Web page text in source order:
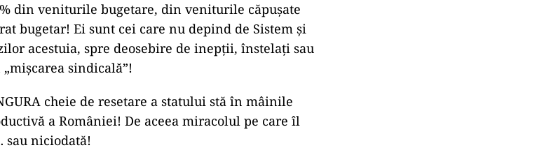
din veniturile bugetare, din veniturile căpușate
bugetar! Ei sunt cei care nu depind de Sistem și
acestuia, spre deosebire de inepții, înstelați sau
sindicală”!
cheie de resetare a statului stă în mâinile
a României! De aceea miracolul pe care îl
sau niciodată!